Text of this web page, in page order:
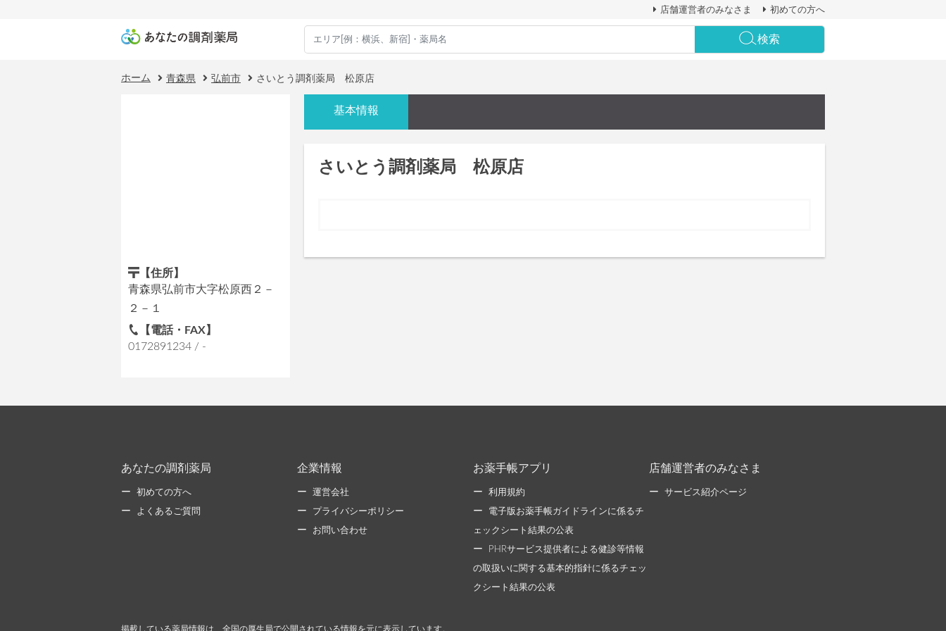
店舗運営者のみなさま 初めての方へ
検索
ホーム 青森県 弘前市 さいとう調剤薬局 松原店
【住所】
青森県弘前市大字松原西２－
２－１
【電話・FAX】
0172891234 / -
基本情報
さいとう調剤薬局 松原店
あなたの調剤薬局
初めての方へ
よくあるご質問
企業情報
運営会社
プライバシーポリシー
お問い合わせ
お薬手帳アプリ
利用規約
電子版お薬手帳ガイドラインに係るチ
ェックシート結果の公表
PHRサービス提供者による健診等情報
の取扱いに関する基本的指針に係るチェッ
クシート結果の公表
店舗運営者のみなさま
サービス紹介ページ
掲載している薬局情報は、全国の厚生局で公開されている情報を元に表示しています。